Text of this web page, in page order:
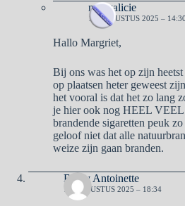
naargalicie
18 AUGUSTUS 2025 – 14:30
Hallo Margriet,
Bij ons was het op zijn
op plaatsen heter geweest
het vooral is dat het zo lang
je hier ook nog HEEL VEEL
brandende sigaretten peuk
geloof niet dat alle
weize zijn gaan branden.
Ben y Antoinette
17 AUGUSTUS 2025 – 18:34